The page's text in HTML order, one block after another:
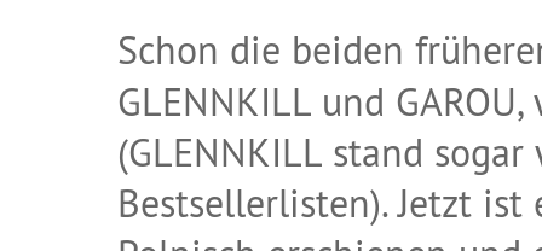
Schon die beiden
GLENNKILL und
(GLENNKILL stand
Bestsellerlisten). Jetzt ist